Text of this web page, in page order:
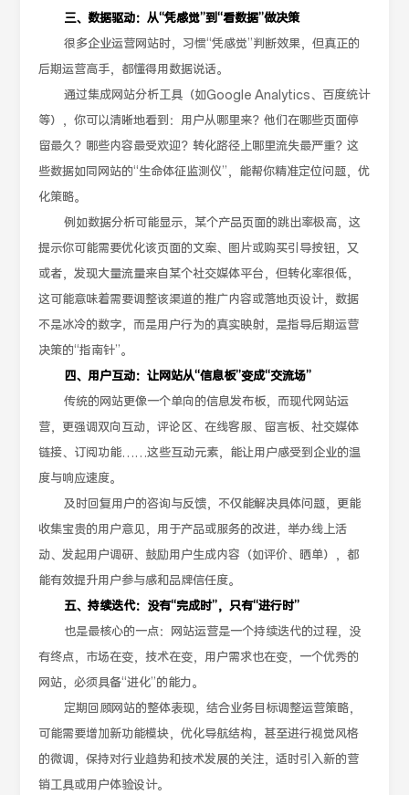
三、数据驱动：从“凭感觉”到“看数据”做决策
很多企业运营网站时，习惯“凭感觉”判断效果，但真正的
后期运营高手，都懂得用数据说话。
通过集成网站分析工具（如Google Analytics、百度统计
等），你可以清晰地看到：用户从哪里来？他们在哪些页面停
留最久？哪些内容最受欢迎？转化路径上哪里流失最严重？这
些数据如同网站的“生命体征监测仪”，能帮你精准定位问题，优
化策略。
例如数据分析可能显示，某个产品页面的跳出率极高，这
提示你可能需要优化该页面的文案、图片或购买引导按钮，又
或者，发现大量流量来自某个社交媒体平台，但转化率很低，
这可能意味着需要调整该渠道的推广内容或落地页设计，数据
不是冰冷的数字，而是用户行为的真实映射，是指导后期运营
决策的“指南针”。
四、用户互动：让网站从“信息板”变成“交流场”
传统的网站更像一个单向的信息发布板，而现代网站运
营，更强调双向互动，评论区、在线客服、留言板、社交媒体
链接、订阅功能……这些互动元素，能让用户感受到企业的温
度与响应速度。
及时回复用户的咨询与反馈，不仅能解决具体问题，更能
收集宝贵的用户意见，用于产品或服务的改进，举办线上活
动、发起用户调研、鼓励用户生成内容（如评价、晒单），都
能有效提升用户参与感和品牌信任度。
五、持续迭代：没有“完成时”，只有“进行时”
也是最核心的一点：网站运营是一个持续迭代的过程，没
有终点，市场在变，技术在变，用户需求也在变，一个优秀的
网站，必须具备“进化”的能力。
定期回顾网站的整体表现，结合业务目标调整运营策略，
可能需要增加新功能模块，优化导航结构，甚至进行视觉风格
的微调，保持对行业趋势和技术发展的关注，适时引入新的营
销工具或用户体验设计。